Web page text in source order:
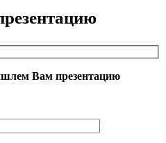
Вам презентацию